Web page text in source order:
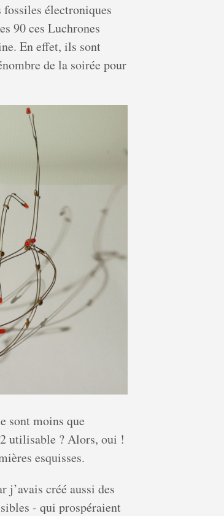
électroniques
90 ces Luchrones
En effet, ils sont
de la soirée pour
sont moins que
utilisable ? Alors, oui !
esquisses.
j’avais créé aussi des
- qui prospéraient